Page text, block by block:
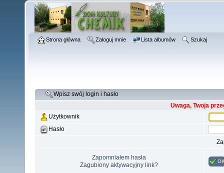
Strona główna Zaloguj mnie Lista albumów Szukaj
Wpisz swój login i hasło
Uwaga, Twoja
Użytkownik
Hasło
Zapomniałem hasła
Zagubiony aktywacyjny link?